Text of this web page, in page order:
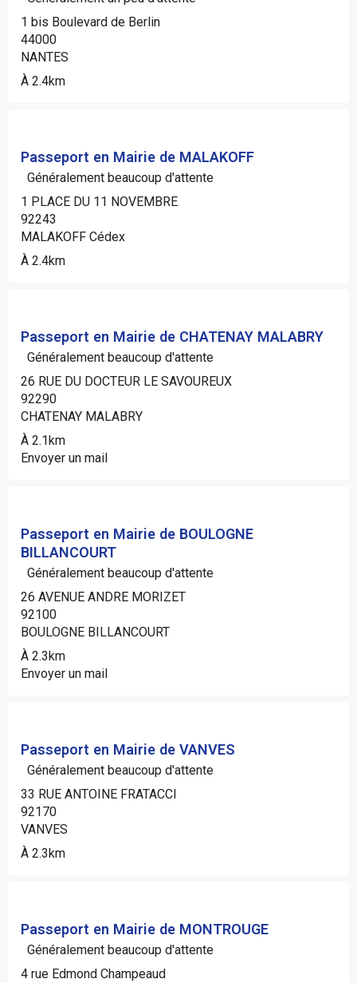
1 bis Boulevard de Berlin
44000
NANTES
À 2.4km
Passeport en Mairie de MALAKOFF
Généralement beaucoup d'attente
1 PLACE DU 11 NOVEMBRE
92243
MALAKOFF Cédex
À 2.4km
Passeport en Mairie de CHATENAY MALABRY
Généralement beaucoup d'attente
26 RUE DU DOCTEUR LE SAVOUREUX
92290
CHATENAY MALABRY
À 2.1km
Envoyer un mail
Passeport en Mairie de BOULOGNE
BILLANCOURT
Généralement beaucoup d'attente
26 AVENUE ANDRE MORIZET
92100
BOULOGNE BILLANCOURT
À 2.3km
Envoyer un mail
Passeport en Mairie de VANVES
Généralement beaucoup d'attente
33 RUE ANTOINE FRATACCI
92170
VANVES
À 2.3km
Passeport en Mairie de MONTROUGE
Généralement beaucoup d'attente
4 rue Edmond Champeaud